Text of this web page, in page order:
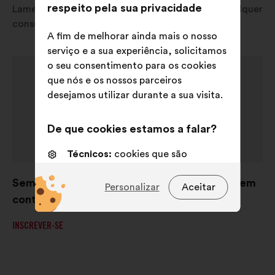
Lamentamos, não está disponível atualmente qualquer
consulta no seu país.
Sem consultas em curso, mas mantenha-se em
contacto!
INSCREVER-SE
respeito pela sua privacidade
A fim de melhorar ainda mais o nosso
serviço e a sua experiência, solicitamos
o seu consentimento para os cookies
que nós e os nossos parceiros
desejamos utilizar durante a sua visita.
De que cookies estamos a falar?
Técnicos: cookies que são
do sitio Internet
Aceitar
Personalizar